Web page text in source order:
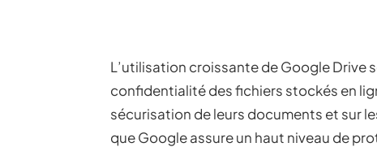
L’utilisation croissante de Google Drive
confidentialité des fichiers stockés en
sécurisation de leurs documents et sur
que Google assure un haut niveau de